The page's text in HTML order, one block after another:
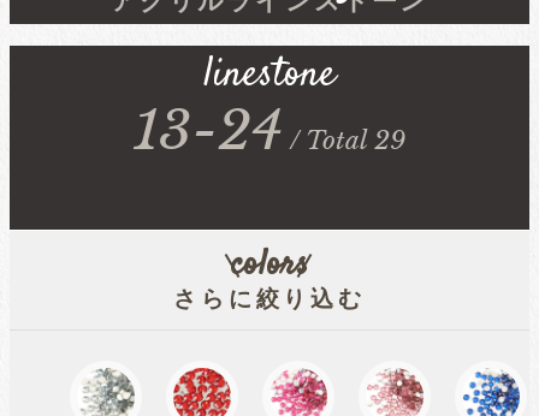
特定商取引
ブログ
最高級品質ﾗｲﾝｽﾄｰﾝ
ﾌﾞﾗﾝﾄﾞ製ﾗｲﾝｽﾄｰﾝ同等品
ﾌﾞﾗﾝﾄﾞ製ﾗｲﾝｽﾄｰﾝ同等品
linestone
13-24 / Total 29
colors
さらに絞り込む